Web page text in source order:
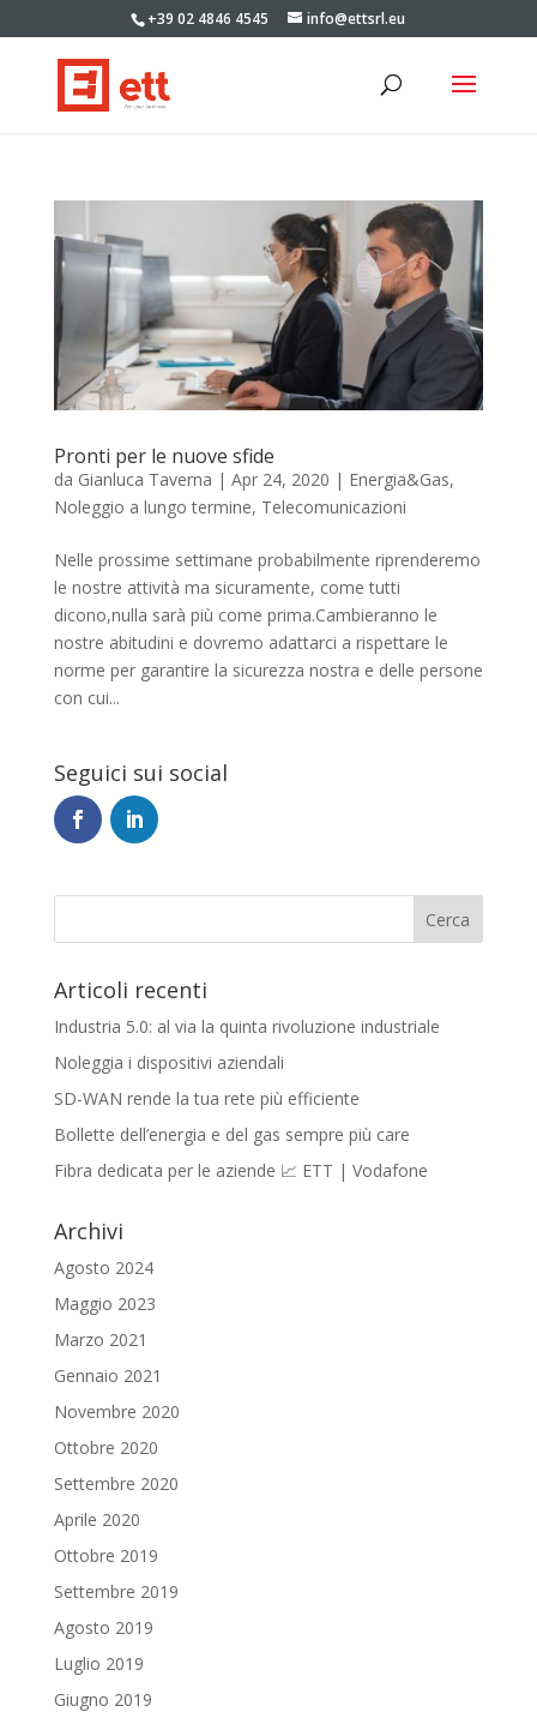
+39 02 4846 4545 info@ettsrl.eu
Pronti per le nuove sfide
da Gianluca Taverna | Apr 24, 2020 | Energia&Gas,
Noleggio a lungo termine, Telecomunicazioni
Nelle prossime settimane probabilmente riprenderemo
le nostre attività ma sicuramente, come tutti
dicono,nulla sarà più come prima.Cambieranno le
nostre abitudini e dovremo adattarci a rispettare le
norme per garantire la sicurezza nostra e delle persone
con cui...
Seguici sui social
Articoli recenti
Industria 5.0: al via la quinta rivoluzione industriale
Noleggia i dispositivi aziendali
SD-WAN rende la tua rete più efficiente
Bollette dell’energia e del gas sempre più care
Fibra dedicata per le aziende 📈 ETT | Vodafone
Archivi
Agosto 2024
Maggio 2023
Marzo 2021
Gennaio 2021
Novembre 2020
Ottobre 2020
Settembre 2020
Aprile 2020
Ottobre 2019
Settembre 2019
Agosto 2019
Luglio 2019
Giugno 2019